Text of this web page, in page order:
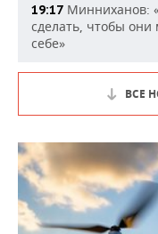
19:17 Минниханов:
сделать, чтобы они
себе»
ВСЕ